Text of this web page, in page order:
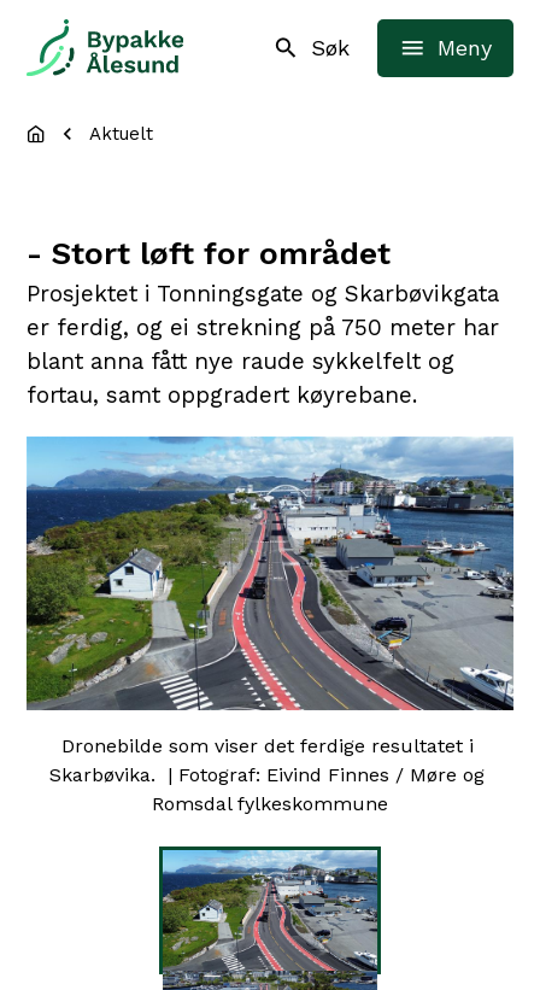
Bypakke Ålesund
Søk Meny
Du er her:Aktuelt
- Stort løft for området
Prosjektet i Tonningsgate og Skarbøvikgata
er ferdig, og ei strekning på 750 meter har
blant anna fått nye raude sykkelfelt og
fortau, samt oppgradert køyrebane.
Dronebilde som viser det ferdige resultatet i
Skarbøvika.  | Fotograf: Eivind Finnes / Møre og
Romsdal fylkeskommune